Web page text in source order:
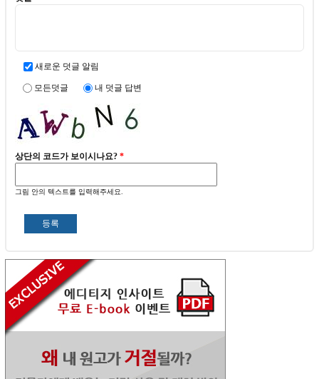
새로운 덧글 알림
모든덧글 내 덧글 답변
상단의 코드가 보이시나요? *
그림 안의 텍스트를 입력해주세요.